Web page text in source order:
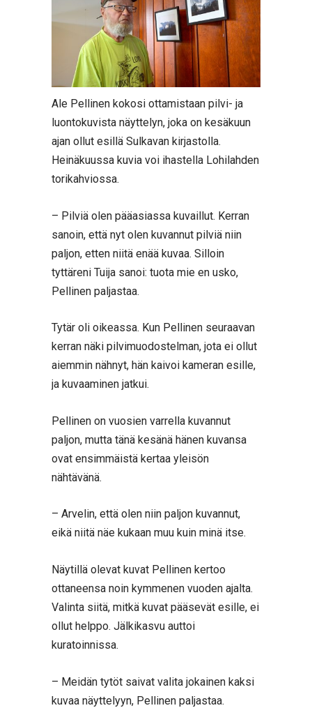
Ale Pellinen kokosi ottamistaan pilvi- ja
luontokuvista näyttelyn, joka on kesäkuun
ajan ollut esillä Sulkavan kirjastolla.
Heinäkuussa kuvia voi ihastella Lohilahden
torikahviossa.
– Pilviä olen pääasiassa kuvaillut. Kerran
sanoin, että nyt olen kuvannut pilviä niin
paljon, etten niitä enää kuvaa. Silloin
tyttäreni Tuija sanoi: tuota mie en usko,
Pellinen paljastaa.
Tytär oli oikeassa. Kun Pellinen seuraavan
kerran näki pilvimuodostelman, jota ei ollut
aiemmin nähnyt, hän kaivoi kameran esille,
ja kuvaaminen jatkui.
Pellinen on vuosien varrella kuvannut
paljon, mutta tänä kesänä hänen kuvansa
ovat ensimmäistä kertaa yleisön
nähtävänä.
– Arvelin, että olen niin paljon kuvannut,
eikä niitä näe kukaan muu kuin minä itse.
Näytillä olevat kuvat Pellinen kertoo
ottaneensa noin kymmenen vuoden ajalta.
Valinta siitä, mitkä kuvat pääsevät esille, ei
ollut helppo. Jälkikasvu auttoi
kuratoinnissa.
– Meidän tytöt saivat valita jokainen kaksi
kuvaa näyttelyyn, Pellinen paljastaa.